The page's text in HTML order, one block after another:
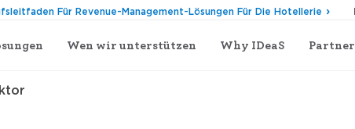
Wen wir unterstützen Why IDeaS Partner
Für Revenue-Management-Lösungen Für Die Hotellerie